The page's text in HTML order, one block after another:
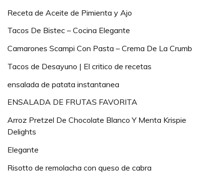
Receta de Aceite de Pimienta y Ajo
Tacos De Bistec – Cocina Elegante
Camarones Scampi Con Pasta – Crema De La Crumb
Tacos de Desayuno | El critico de recetas
ensalada de patata instantanea
ENSALADA DE FRUTAS FAVORITA
Arroz Pretzel De Chocolate Blanco Y Menta Krispie
Delights
Elegante
Risotto de remolacha con queso de cabra